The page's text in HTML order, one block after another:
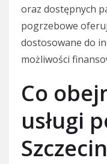
oraz dostępnych
pogrzebowe
dostosowane do
możliwości
Co
usługi